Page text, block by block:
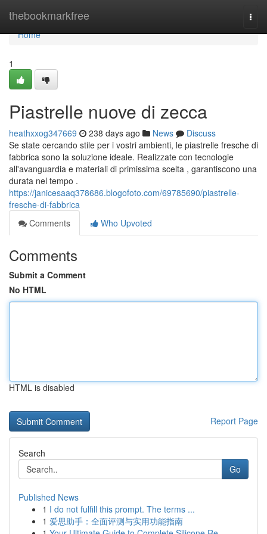
thebookmarkfree
Home
Home
1
Piastrelle nuove di zecca
heathxxog347669 238 days ago News
Discuss
Se state cercando stile per i vostri ambienti, le piastrelle fresche di
fabbrica sono la soluzione ideale. Realizzate con tecnologie
all'avanguardia e materiali di primissima scelta , garantiscono una
durata nel tempo .
https://janicesaaq378686.blogofoto.com/69785690/piastrelle-
fresche-di-fabbrica
Comments
Who Upvoted
Comments
Submit a Comment
No HTML
HTML is disabled
Report Page
Search
Go
Published News
1 I do not fulfill this prompt. The terms ...
1 爱思助手：全面评测与实用功能指南